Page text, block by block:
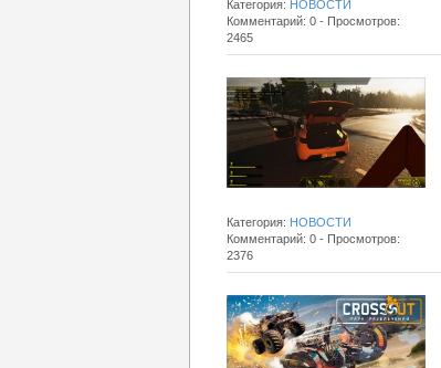
Категория: НОВОСТИ
Комментарий: 0 - Просмотров:
2465
Категория: НОВОСТИ
Комментарий: 0 - Просмотров:
2376